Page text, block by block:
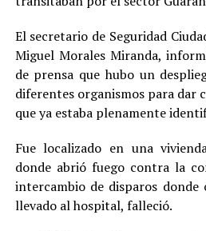
El secretario de Seguridad
Miguel Morales Miranda,
de prensa que hubo un
diferentes organismos para dar
que ya estaba plenamente
Fue localizado en una
donde abrió fuego contra la
intercambio de disparos donde
llevado al hospital, falleció.